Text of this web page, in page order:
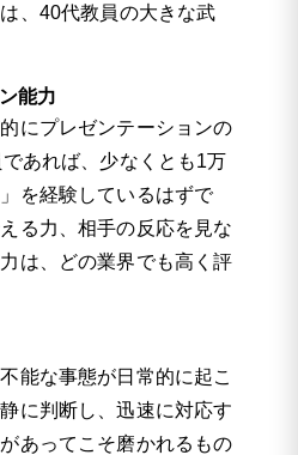
、40代教員の大きな武
能力
にプレゼンテーションの
あれば、少なくとも1万
を経験しているはずで
る力、相手の反応を見な
は、どの業界でも高く評
能な事態が日常的に起こ
に判断し、迅速に対応す
あってこそ磨かれるもの